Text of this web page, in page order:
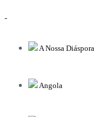
A Nossa Diáspora
Angola